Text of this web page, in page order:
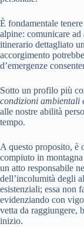
È fondamentale
alpine: comunicare
itinerario dettagliato
accorgimento
d’emergenze
Sotto un profilo più
condizioni ambientali
alle nostre abilità
tempo.
A questo proposito, è
compiuto in
un atto responsabile
dell’incolumità degli
esistenziali; essa non
evidenziando con
vetta da raggiungere,
inizio.